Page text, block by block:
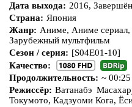
Дата выхода: 2016, Завершён
Страна: Япония
Жанр: Аниме, Аниме сериал,
Зарубежный мультфильм
Сезон / серия: [S04E01-10]
Качество:
Продолжительность: ~ 00:25
Режиссёр: Ватанабэ
Токумото, Кадзуоми Кога,